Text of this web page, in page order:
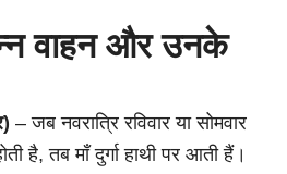
वाहन और उनके
– जब नवरात्रि रविवार या सोमवार
है, तब माँ दुर्गा हाथी पर आती हैं।